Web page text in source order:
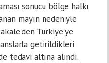
sonucu bölge halkı
mayın nedeniyle
Türkiye’ye
getirildikleri
tedavi altına alındı.